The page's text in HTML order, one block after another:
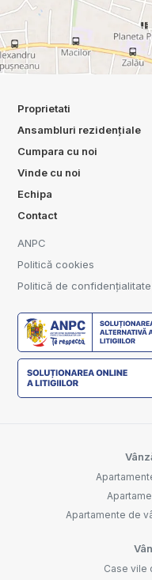
Proprietati
Ansambluri rezidențiale
Cumpara cu noi
Vinde cu noi
Echipa
Contact
ANPC
Politică cookies
Politică de confidențialitate
Apartamente de
Case vile